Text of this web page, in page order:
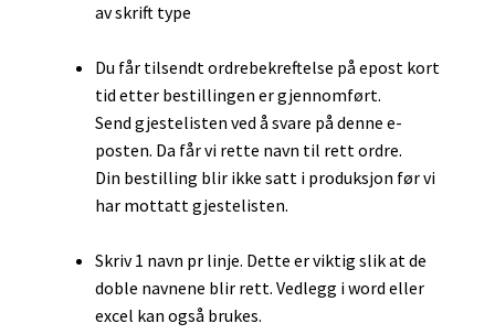
av skrift type
Du får tilsendt ordrebekreftelse på epost kort
tid etter bestillingen er gjennomført.
Send gjestelisten ved å svare på denne e-
posten. Da får vi rette navn til rett ordre.
Din bestilling blir ikke satt i produksjon før vi
har mottatt gjestelisten.
Skriv 1 navn pr linje. Dette er viktig slik at de
doble navnene blir rett. Vedlegg i word eller
excel kan også brukes.